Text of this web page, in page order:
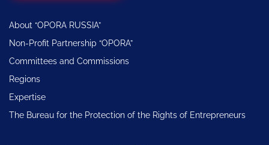
About “OPORA RUSSIA”
Non-Profit Partnership “OPORA”
Committees and Commissions
Regions
Expertise
The Bureau for the Protection of the Rights of Entrepreneurs